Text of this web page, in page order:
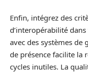
Enfin, intégrez des
d’interopérabilité
avec des systèmes de
de présence facilite la
cycles inutiles. La